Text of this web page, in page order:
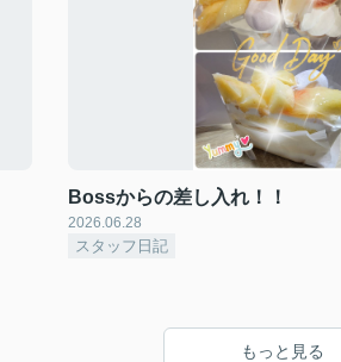
Bossからの差し入れ！！
2026.06.28
スタッフ日記
もっと見る